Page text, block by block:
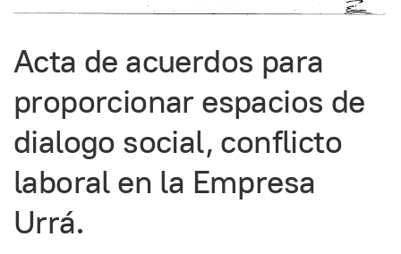
Acta de acuerdos para
proporcionar espacios de
dialogo social, conflicto
laboral en la Empresa
Urrá.